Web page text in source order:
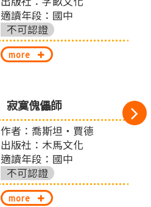
適讀年段：國中
不可認證
more
寂寞傀儡師
作者：喬斯坦‧賈德
出版社：木馬文化
適讀年段：國中
不可認證
more